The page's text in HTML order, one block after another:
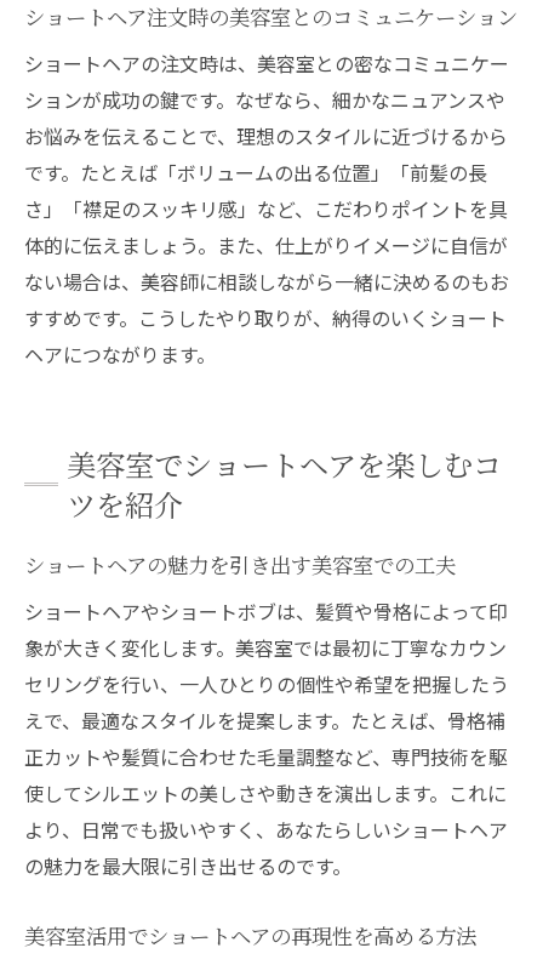
ショートヘア注文時の美容室とのコミュニケーション
ショートヘアの注文時は、美容室との密なコミュニケー
ションが成功の鍵です。なぜなら、細かなニュアンスや
お悩みを伝えることで、理想のスタイルに近づけるから
です。たとえば「ボリュームの出る位置」「前髪の長
さ」「襟足のスッキリ感」など、こだわりポイントを具
体的に伝えましょう。また、仕上がりイメージに自信が
ない場合は、美容師に相談しながら一緒に決めるのもお
すすめです。こうしたやり取りが、納得のいくショート
ヘアにつながります。
美容室でショートヘアを楽しむコ
ツを紹介
ショートヘアの魅力を引き出す美容室での工夫
ショートヘアやショートボブは、髪質や骨格によって印
象が大きく変化します。美容室では最初に丁寧なカウン
セリングを行い、一人ひとりの個性や希望を把握したう
えで、最適なスタイルを提案します。たとえば、骨格補
正カットや髪質に合わせた毛量調整など、専門技術を駆
使してシルエットの美しさや動きを演出します。これに
より、日常でも扱いやすく、あなたらしいショートヘア
の魅力を最大限に引き出せるのです。
美容室活用でショートヘアの再現性を高める方法